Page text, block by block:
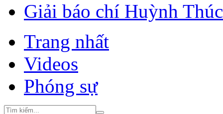
Giải báo chí Huỳnh
Trang nhất
Videos
Phóng sự